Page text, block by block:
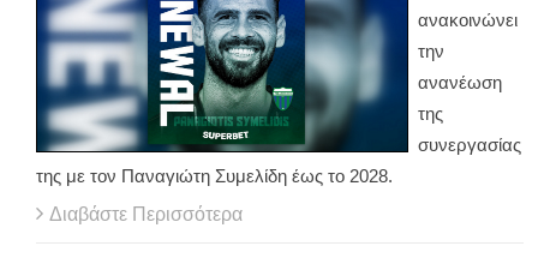
ανακοινώνει
την
ανανέωση
της
συνεργασίας
της με τον Παναγιώτη Συμελίδη έως το 2028.
Διαβάστε Περισσότερα